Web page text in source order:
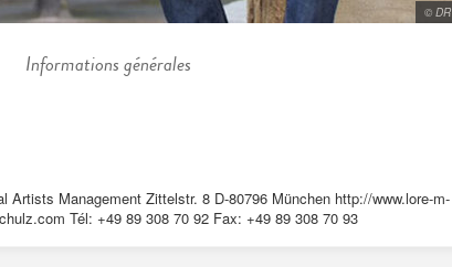
© DR
Informations générales
Artists Management Zittelstr. 8 D-80796 München http://www.lore-m-
Tél: +49 89 308 70 92 Fax: +49 89 308 70 93